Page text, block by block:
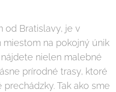
od Bratislavy, je v
na pokojný únik
nielen malebné
prírodné trasy, ktoré
Tak ako sme